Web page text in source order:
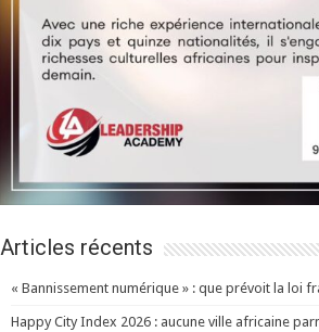
Articles récents
« Bannissement numérique » : que prévoit la loi
Happy City Index 2026 : aucune ville africaine